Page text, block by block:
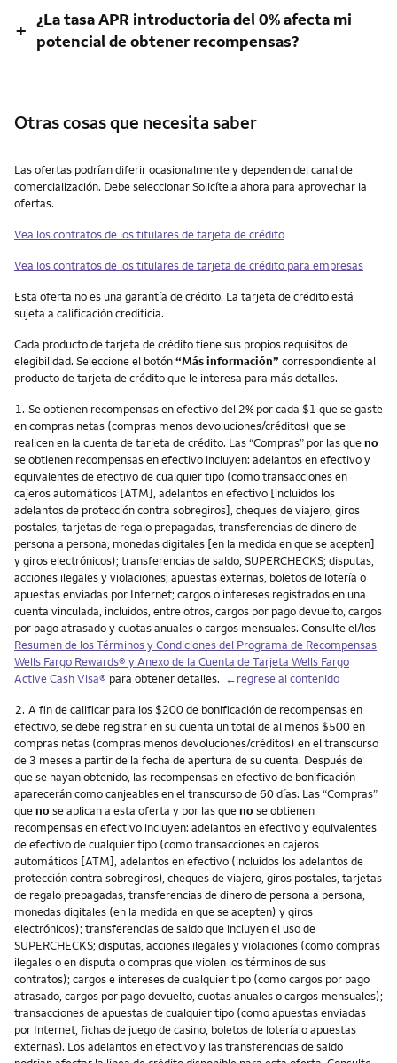
+ ¿La tasa APR introductoria del 0% afecta mi
potencial de obtener recompensas?
Otras cosas que necesita saber
Otras cosas que necesita saber
Las ofertas podrían diferir ocasionalmente y dependen del canal de
comercialización. Debe seleccionar Solicítela ahora para aprovechar la
ofertas.
Vea los contratos de los titulares de tarjeta de crédito
Vea los contratos de los titulares de tarjeta de crédito para empresas
Esta oferta no es una garantía de crédito. La tarjeta de crédito está
sujeta a calificación crediticia.
Cada producto de tarjeta de crédito tiene sus propios requisitos de
elegibilidad. Seleccione el botón“Más información” correspondiente al
producto de tarjeta de crédito que le interesa para más detalles.
Nota
1. Se obtienen recompensas en efectivo del 2% por cada $1 que se gaste
en compras netas (compras menos devoluciones/créditos) que se
realicen en la cuenta de tarjeta de crédito. Las “Compras” por las queno
se obtienen recompensas en efectivo incluyen: adelantos en efectivo y
equivalentes de efectivo de cualquier tipo (como transacciones en
cajeros automáticos [ATM], adelantos en efectivo [incluidos los
adelantos de protección contra sobregiros], cheques de viajero, giros
postales, tarjetas de regalo prepagadas, transferencias de dinero de
persona a persona, monedas digitales [en la medida en que se acepten]
y giros electrónicos); transferencias de saldo, SUPERCHECKS; disputas,
acciones ilegales y violaciones; apuestas externas, boletos de lotería o
apuestas enviadas por Internet; cargos o intereses registrados en una
cuenta vinculada, incluidos, entre otros, cargos por pago devuelto, cargos
por pago atrasado y cuotas anuales o cargos mensuales. Consulte el/los
Resumen de los Términos y Condiciones del Programa de Recompensas
Wells Fargo Rewards® y Anexo de la Cuenta de Tarjeta Wells Fargo
Active Cash Visa® para obtener detalles. ←regrese al contenido
Nota
2. A fin de calificar para los $200 de bonificación de recompensas en
efectivo, se debe registrar en su cuenta un total de al menos $500 en
compras netas (compras menos devoluciones/créditos) en el transcurso
de 3 meses a partir de la fecha de apertura de su cuenta. Después de
que se hayan obtenido, las recompensas en efectivo de bonificación
aparecerán como canjeables en el transcurso de 60 días. Las “Compras”
quenose aplican a esta oferta y por las quenose obtienen
recompensas en efectivo incluyen: adelantos en efectivo y equivalentes
de efectivo de cualquier tipo (como transacciones en cajeros
automáticos [ATM], adelantos en efectivo (incluidos los adelantos de
protección contra sobregiros), cheques de viajero, giros postales, tarjetas
de regalo prepagadas, transferencias de dinero de persona a persona,
monedas digitales (en la medida en que se acepten) y giros
electrónicos); transferencias de saldo que incluyen el uso de
SUPERCHECKS; disputas, acciones ilegales y violaciones (como compras
ilegales o en disputa o compras que violen los términos de sus
contratos); cargos e intereses de cualquier tipo (como cargos por pago
atrasado, cargos por pago devuelto, cuotas anuales o cargos mensuales);
transacciones de apuestas de cualquier tipo (como apuestas enviadas
por Internet, fichas de juego de casino, boletos de lotería o apuestas
externas). Los adelantos en efectivo y las transferencias de saldo